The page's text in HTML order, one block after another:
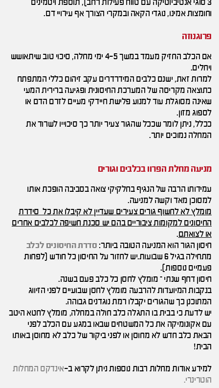
3 סוגי אנטיביוטיקה עם טווח פעילות רחב), תוספת ויטמינים
וחומצות אמינו, נוגדי הקאה ובמקרי הצורך אף עירויי דם.
פרוגנוזה
אם הכלב החזיק מעמד במשך 4-5 ימי מחלה, סיכוי טוב שיתאושש
ויחלים.
למרות זאת, ישנם כלבים המידרדרים עקב זיהום כללי המתפתח
כתוצאה מקריסה של המערכת החיסונית ופגיעה ברירית המעי
שאינה מסוגלת עוד למנוע פלישת חיידקי מעיים לזרם הדם או
לספוג מזון.
ככלל, ניתן לומר שככל שהגור צעיר יותר כך סיכוייו לשרוד את
המחלה נמוכים יותר.
מניעה מחלת הפרוו בכלבים וגורים
עמידותו הרבה של הנגיף בחלקיקי צואה בסביבה הופכת אותו
למסוכן מאד וקשה למניעה.
מומלץ לא לחשוף גורים צעירים שעדיין לא קיבלו את כל סידרת
החיסונים למקומות ציבוריים בהם יש סכנת חשיפה לכלבים אחרים
או לצואתם.
חיסון הגור הוא המניעה הטובה ביותר: סדרת החיסונים לכלב
מתחילה בגיל 6 שבועות.יש לחזור על החיסון כל חודש (לפחות
פעמיים נוספות).
חיסון דחף שנתי – מומלץ לחסן כל כלב פעם בשנה.
בנקבות המיועדות להרבעה מומלץ לחסן שבועיים לפני הזיווג
המתוכנן כך שהגורים יקבלו רמת נוגדנים גבוהה.
יש לדעת כי בבית בו התגלה כלב חולה במחלה, מומלץ לחטא היטב
עם אקונומיקה את כל המשטחים שבאו במגע עם הכלב לפני
הבאת כלב חדש לא מחוסן או לפני ביקור של כלב לא מחוסן באותו
הבית!
למידע אודות מחלות רבות נוספות ניתן לקרוא ב-אינדקס המחלות
הוטרינרי.